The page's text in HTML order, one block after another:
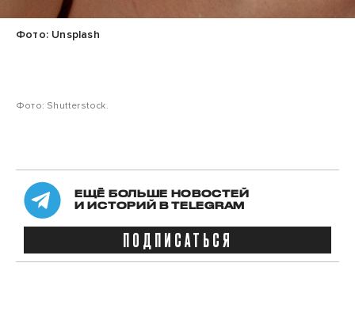
Фото: Unsplash
Фото: Shutterstock.
ЕЩЁ БОЛЬШЕ НОВОСТЕЙ
И ИСТОРИЙ В TELEGRAM
ПОДПИСАТЬСЯ